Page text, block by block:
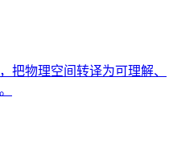
把物理空间转译为可理解、